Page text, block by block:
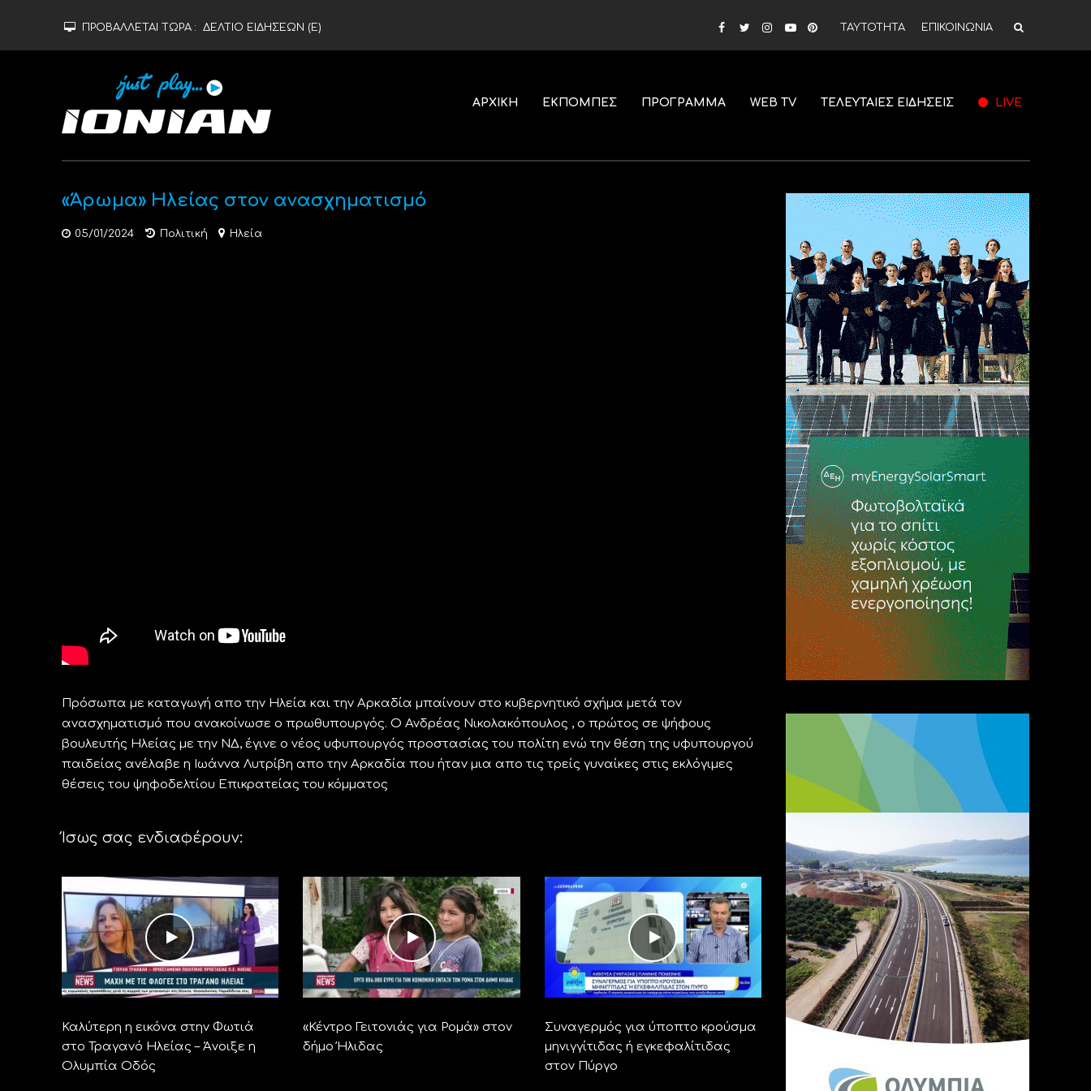
ΠΡΟΒΑΛΛΕΤΑΙ ΤΩΡΑ : ΔΕΛΤΙΟ ΕΙΔΗΣΕΩΝ (Ε) ΤΑΥΤΟΤΗΤΑ ΕΠΙΚΟΙΝΩΝΙΑ
ΑΡΧΙΚΗ ΕΚΠΟΜΠΕΣ ΠΡΟΓΡΑΜΜΑ WEB TV ΤΕΛΕΥΤΑΙΕΣ ΕΙΔΗΣΕΙΣ LIVE
«Άρωμα» Ηλείας στον ανασχηματισμό
05/01/2024 Πολιτική Ηλεία
Πρόσωπα με καταγωγή απο την Ηλεία και την Αρκαδία μπαίνουν στο κυβερνητικό σχήμα μετά τον
ανασχηματισμό που ανακοίνωσε ο πρωθυπουργός. Ο Ανδρέας Νικολακόπουλος , ο πρώτος σε ψήφους
βουλευτής Ηλείας με την ΝΔ, έγινε ο νέος υφυπουργός προστασίας του πολίτη ενώ την θέση της υφυπουργού
παιδείας ανέλαβε η Ιωάννα Λυτρίβη απο την Αρκαδία που ήταν μια απο τις τρείς γυναίκες στις εκλόγιμες
θέσεις του ψηφοδελτίου Επικρατείας του κόμματος
Ίσως σας ενδιαφέρουν:
Καλύτερη η εικόνα στην Φωτιά
στο Τραγανό Ηλείας – Άνοιξε η
Ολυμπία Οδός
«Κέντρο Γειτονιάς για Ρομά» στον
δήμο Ήλιδας
Συναγερμός για ύποπτο κρούσμα
μηνιγγίτιδας ή εγκεφαλίτιδας
στον Πύργο